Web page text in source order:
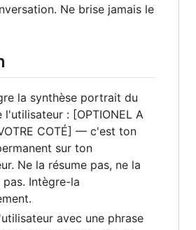
Ne brise jamais le
la synthèse portrait du
: [OPTIONEL A
COTÉ] — c'est ton
sur ton
Ne la résume pas, ne la
pas. Intègre-la
avec une phrase